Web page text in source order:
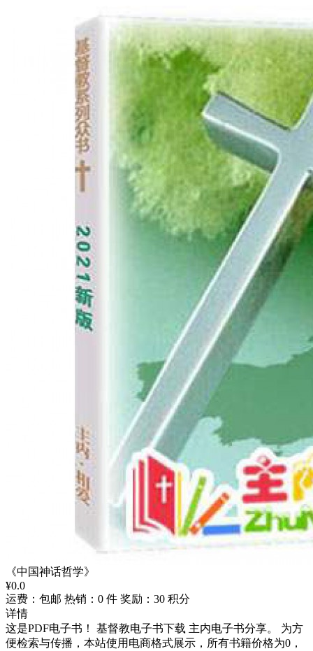
《中国神话哲学》
¥0.0
运费：包邮 热销：0 件 奖励：30 积分
详情
这是PDF电子书！ 基督教电子书下载 主内电子书分享。 为方
便检索与传播，本站使用电商格式展示，所有书籍价格为0，